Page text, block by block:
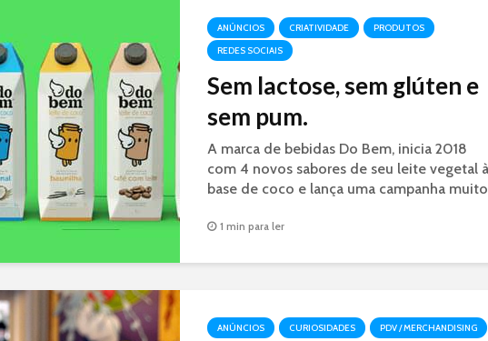
ANÚNCIOS CRIATIVIDADE
PRODUTOS
REDES SOCIAIS
Sem lactose, sem glúten e
sem pum.
A marca de bebidas Do Bem, inicia 2018
com 4 novos sabores de seu leite vegetal à
base de coco e lança uma campanha muito
1 min para ler
ANÚNCIOS CURIOSIDADES PDV / MERCHANDISING